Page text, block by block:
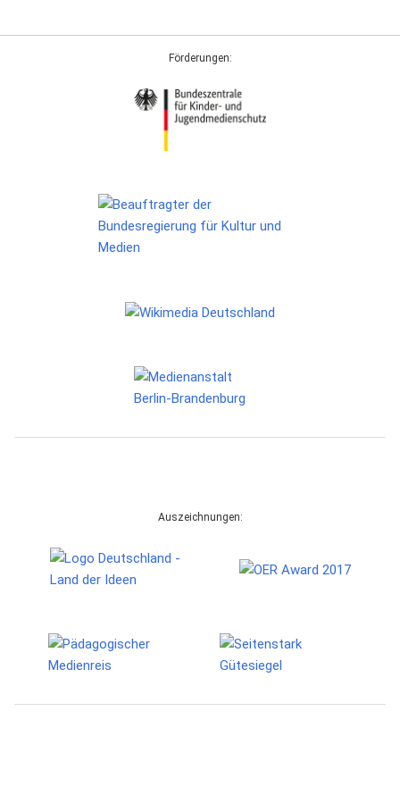
Förderungen:
Auszeichnungen: